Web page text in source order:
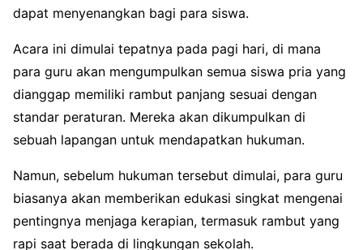
dapat menyenangkan bagi para siswa.
Acara ini dimulai tepatnya pada pagi hari, di mana
para guru akan mengumpulkan semua siswa pria yang
dianggap memiliki rambut panjang sesuai dengan
standar peraturan. Mereka akan dikumpulkan di
sebuah lapangan untuk mendapatkan hukuman.
Namun, sebelum hukuman tersebut dimulai, para guru
biasanya akan memberikan edukasi singkat mengenai
pentingnya menjaga kerapian, termasuk rambut yang
rapi saat berada di lingkungan sekolah.